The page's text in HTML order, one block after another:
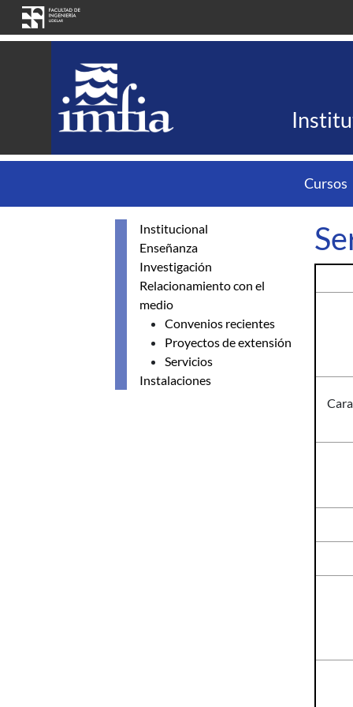
Pasar al contenido principal
Cursos
Institucional
Enseñanza
Investigación
Relacionamiento con el
medio
Convenios recientes
Proyectos de extensión
Servicios
Instalaciones